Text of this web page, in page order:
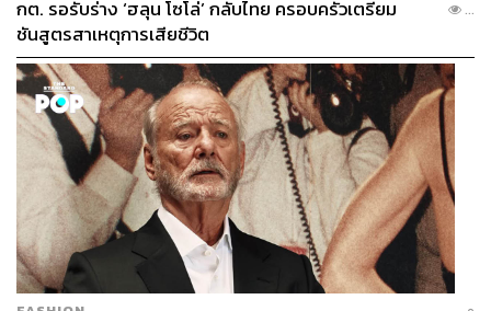
กต. รอรับร่าง ‘ฮลุน โซโล่’ กลับไทย ครอบครัวเตรียม
ชันสูตรสาเหตุการเสียชีวิต
...